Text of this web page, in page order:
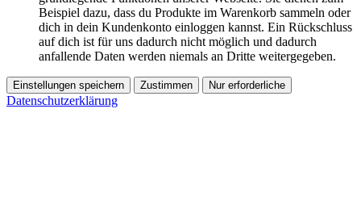
Beispiel dazu, dass du Produkte im Warenkorb sammeln oder
dich in dein Kundenkonto einloggen kannst. Ein Rückschluss
auf dich ist für uns dadurch nicht möglich und dadurch
anfallende Daten werden niemals an Dritte weitergegeben.
Einstellungen speichern Zustimmen Nur erforderliche
Datenschutzerklärung